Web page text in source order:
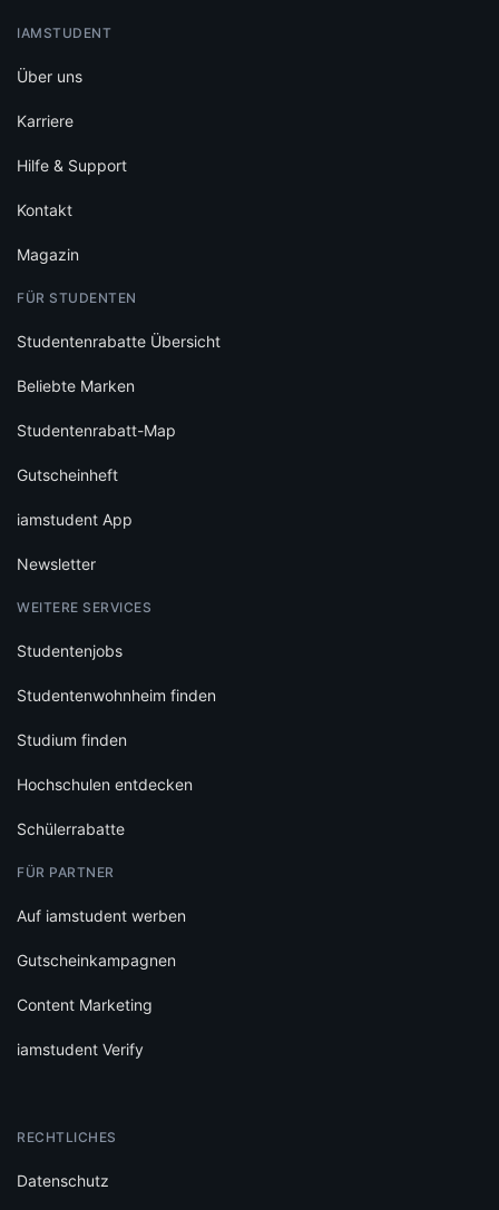
IAMSTUDENT
Über uns
Karriere
Hilfe & Support
Kontakt
Magazin
FÜR STUDENTEN
Studentenrabatte Übersicht
Beliebte Marken
Studentenrabatt-Map
Gutscheinheft
iamstudent App
Newsletter
WEITERE SERVICES
Studentenjobs
Studentenwohnheim finden
Studium finden
Hochschulen entdecken
Schülerrabatte
FÜR PARTNER
Auf iamstudent werben
Gutscheinkampagnen
Content Marketing
iamstudent Verify
RECHTLICHES
Datenschutz